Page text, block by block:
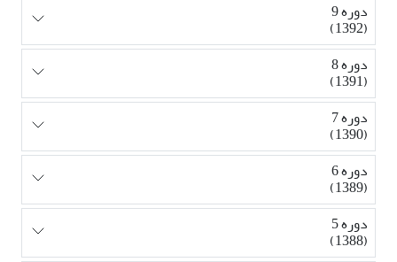
دوره 9
(1392)
دوره 8
(1391)
دوره 7
(1390)
دوره 6
(1389)
دوره 5
(1388)